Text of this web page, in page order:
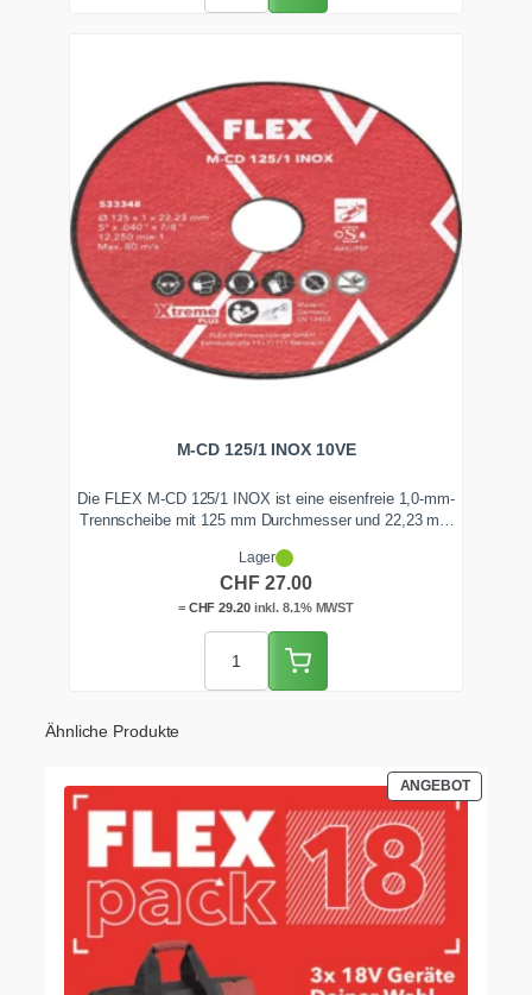
M-CD 125/1 INOX 10VE
Die FLEX M-CD 125/1 INOX ist eine eisenfreie 1,0-mm-
Trennscheibe mit 125 mm Durchmesser und 22,23 mm
schmale Schnittfuge trennt kühl, gratarm und ohne
Anlauffarben. Geliefert in der 10er-Dose, ab Lager
Zentralschweiz lieferbar.
Lager
CHF 27.00
= CHF 29.20inkl. 8.1% MWST
Ähnliche Produkte
ANGEBOT
IM